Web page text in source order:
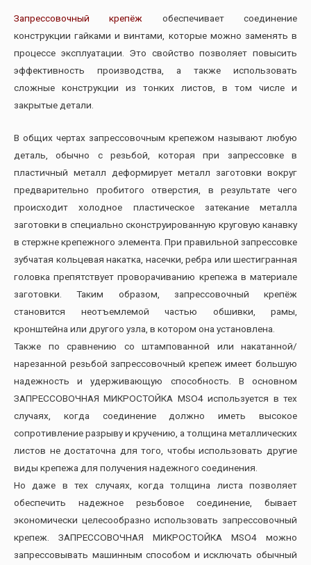
Запрессовочный крепёж обеспечивает соединение
конструкции гайками и винтами, которые можно заменять в
процессе эксплуатации. Это свойство позволяет повысить
эффективность производства, а также использовать
сложные конструкции из тонких листов, в том числе и
закрытые детали.
В общих чертах запрессовочным крепежом называют любую
деталь, обычно с резьбой, которая при запрессовке в
пластичный металл деформирует металл заготовки вокруг
предварительно пробитого отверстия, в результате чего
происходит холодное пластическое затекание металла
заготовки в специально сконструированную круговую канавку
в стержне крепежного элемента. При правильной запрессовке
зубчатая кольцевая накатка, насечки, ребра или шестигранная
головка препятствует проворачиванию крепежа в материале
заготовки. Таким образом, запрессовочный крепёж
становится неотъемлемой частью обшивки, рамы,
кронштейна или другого узла, в котором она установлена.
Также по сравнению со штампованной или накатанной/
нарезанной резьбой запрессовочный крепеж имеет большую
надежность и удерживающую способность. В основном
ЗАПРЕССОВОЧНАЯ МИКРОСТОЙКА MSO4 используется в тех
случаях, когда соединение должно иметь высокое
сопротивление разрыву и кручению, а толщина металлических
листов не достаточна для того, чтобы использовать другие
виды крепежа для получения надежного соединения.
Но даже в тех случаях, когда толщина листа позволяет
обеспечить надежное резьбовое соединение, бывает
экономически целесообразно использовать запрессовочный
крепеж. ЗАПРЕССОВОЧНАЯ МИКРОСТОЙКА MSO4 можно
запрессовывать машинным способом и исключать обычный